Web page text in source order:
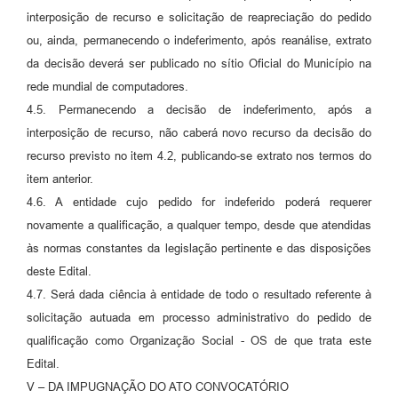
interposição de recurso e solicitação de reapreciação do pedido
ou, ainda, permanecendo o indeferimento, após reanálise, extrato
da decisão deverá ser publicado no sítio Oficial do Município na
rede mundial de computadores.
4.5. Permanecendo a decisão de indeferimento, após a
interposição de recurso, não caberá novo recurso da decisão do
recurso previsto no item 4.2, publicando-se extrato nos termos do
item anterior.
4.6. A entidade cujo pedido for indeferido poderá requerer
novamente a qualificação, a qualquer tempo, desde que atendidas
às normas constantes da legislação pertinente e das disposições
deste Edital.
4.7. Será dada ciência à entidade de todo o resultado referente à
solicitação autuada em processo administrativo do pedido de
qualificação como Organização Social - OS de que trata este
Edital.
V – DA IMPUGNAÇÃO DO ATO CONVOCATÓRIO